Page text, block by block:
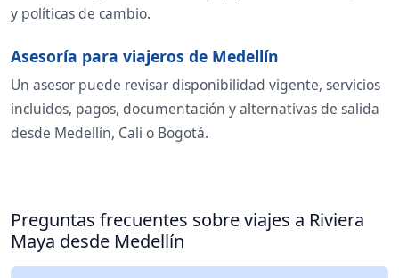
y políticas de cambio.
Asesoría para viajeros de Medellín
Un asesor puede revisar disponibilidad vigente, servicios
incluidos, pagos, documentación y alternativas de salida
desde Medellín, Cali o Bogotá.
Preguntas frecuentes sobre viajes a Riviera
Maya desde Medellín